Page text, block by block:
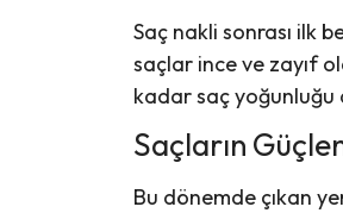
Saç nakli sonrası ilk
saçlar ince ve zayıf
kadar saç
Saçların
Bu dönemde çıkan